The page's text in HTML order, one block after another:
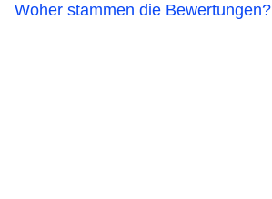
Woher stammen die Bewertungen?